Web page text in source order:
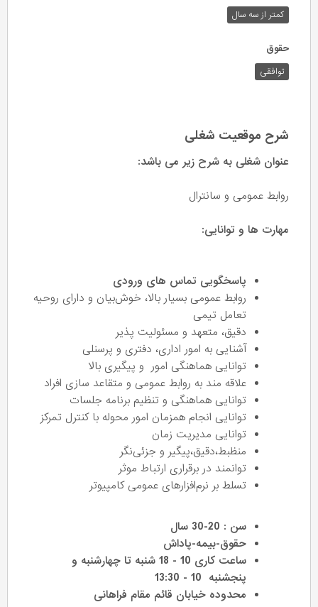
کمتر از سه سال
حقوق
توافقی
شرح موقعیت شغلی
عنوان شغلی به شرح زیر می باشد:
روابط عمومی و سانترال
مهارت ها و توانایی:
پاسخگویی تماس های ورودی
روابط عمومی بسیار بالا، خوش‌بیان و دارای روحیه
تعامل تیمی
دقیق، متعهد و مسئولیت پذیر
آشنایی به امور اداری، دفتری و پرسنلی
توانایی هماهنگی امور و پیگیری بالا
علاقه مند به روابط عمومی و متقاعد سازی افراد
توانایی هماهنگی و تنظیم برنامه جلسات
توانایی انجام همزمان امور محوله با کنترل تمرکز
توانایی مدیریت زمان
منظبط،دقیق،پیگیر و جزئی‌نگر
توانمند در برقراری ارتباط موثر
تسلط بر نرم‌افزارهای عمومی کامپیوتر
سن : 20-30 سال
حقوق-بیمه-پاداش
ساعت کاری 10 - 18 شنبه تا چهارشنبه و
پنجشنبه 10 - 13:30
محدوده خیابان قائم مقام فراهانی